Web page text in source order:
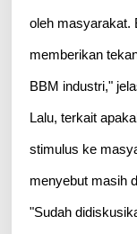
oleh masyarakat.
memberikan
BBM industri,"
Lalu, terkait
stimulus ke
menyebut masih
"Sudah